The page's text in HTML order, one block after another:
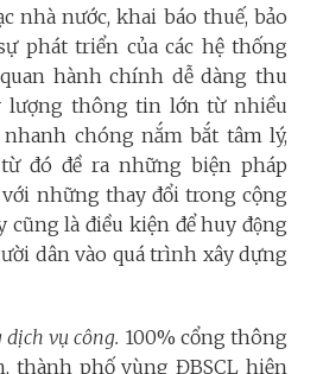
nhà nước, khai báo thuế, bảo
phát triển của các hệ thống
hành chính dễ dàng thu
lượng thông tin lớn từ nhiều
chóng nắm bắt tâm lý,
đó đề ra những biện pháp
những thay đổi trong cộng
cũng là điều kiện để huy động
dân vào quá trình xây dựng
vụ công. 100% cổng thông
thành phố vùng ĐBSCL hiện